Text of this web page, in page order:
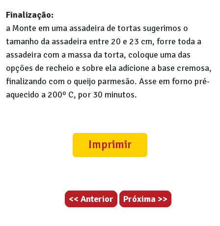
Finalização:
a Monte em uma assadeira de tortas sugerimos o
tamanho da assadeira entre 20 e 23 cm, forre toda a
assadeira com a massa da torta, coloque uma das
opções de recheio e sobre ela adicione a base cremosa,
finalizando com o queijo parmesão. Asse em forno pré-
aquecido a 200º C, por 30 minutos.
Imprimir
<< Anterior Próxima >>